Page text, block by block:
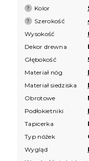
? Kolor
? Szerokość
Wysokość
Dekor drewna
Głębokość
Materiał nóg
Materiał siedziska
Obrotowe
Podłokietniki
Tapicerka
Typ nóżek
Wygląd